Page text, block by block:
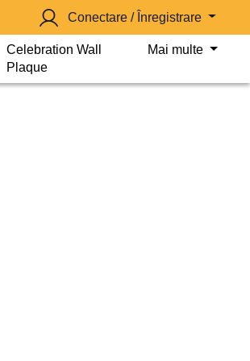
Conectare / Înregistrare
Celebration Wall
Plaque
Mai multe